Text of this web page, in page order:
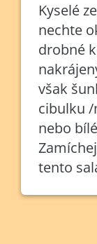
Kyselé
nechte
drobné
však
cibulku
nebo
tento